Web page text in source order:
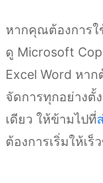
หากคุณต้องการใ
ดู Microsoft
Excel Word หา
จัดการทุกอย่างตั้
เดียว ให้ข้ามไปที่
ต้องการเริ่มให้เ